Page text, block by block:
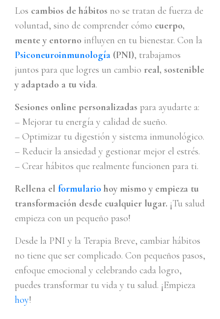
Los cambios de hábitos no se tratan de fuerza de
voluntad, sino de comprender cómo cuerpo,
mente y entorno influyen en tu bienestar. Con la
Psiconeuroinmunología (PNI), trabajamos
juntos para que logres un cambio real, sostenible
y adaptado a tu vida.
Sesiones online personalizadas para ayudarte a:
– Mejorar tu energía y calidad de sueño.
– Optimizar tu digestión y sistema inmunológico.
– Reducir la ansiedad y gestionar mejor el estrés.
– Crear hábitos que realmente funcionen para ti.
Rellena el formulario hoy mismo y empieza tu
transformación desde cualquier lugar. ¡Tu salud
empieza con un pequeño paso!
Desde la PNI y la Terapia Breve, cambiar hábitos
no tiene que ser complicado. Con pequeños pasos,
enfoque emocional y celebrando cada logro,
puedes transformar tu vida y tu salud. ¡Empieza
hoy!